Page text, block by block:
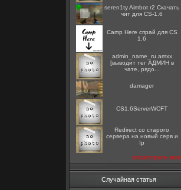
seren1ty Aimbot r2 Скачать
чит для CS-1.6
Camp Here спрай для CS
1.6
admin_name_ru.amxx
[выводит тег АДМИН в
чате, рядо...
damager
CS1.6ServerWCFT
Redirect со старого
сервера на новый серв и
Ip
посмотреть все
Случайная статья